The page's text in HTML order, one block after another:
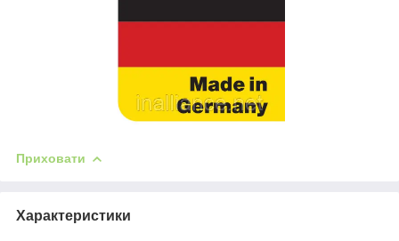
Приховати
Характеристики